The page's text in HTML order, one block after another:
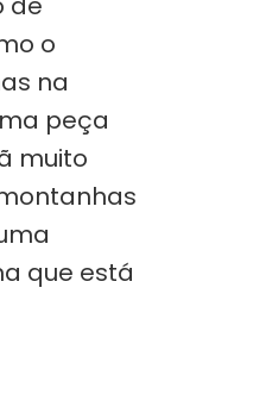
o
na
peça
muito
que está